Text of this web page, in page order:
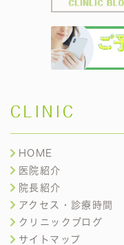
CLINIC
HOME
医院紹介
院長紹介
アクセス・診療時間
クリニックブログ
サイトマップ